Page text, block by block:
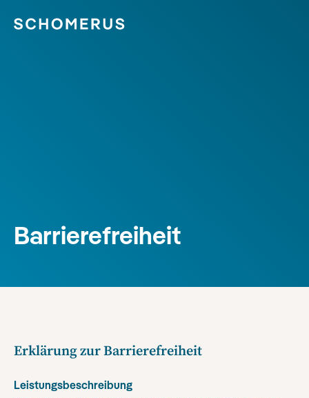
Barrierefreiheit
Erklärung zur Barrierefreiheit
Leistungsbeschreibung